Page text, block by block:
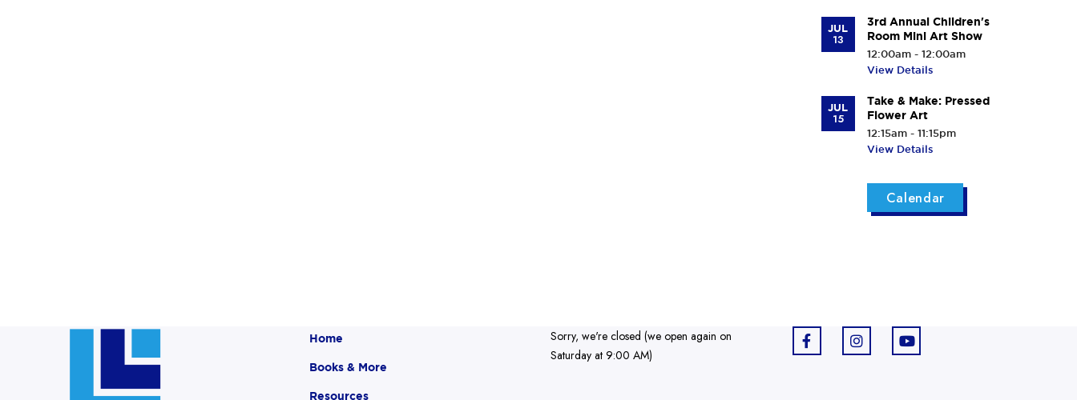
JUL
13
3rd Annual Children's
Room Mini Art Show
12:00am - 12:00am
View Details
JUL
15
Take & Make: Pressed
Flower Art
12:15am - 11:15pm
View Details
Calendar
Home
Books & More
Resources
Sorry, we're closed (we open again on
Saturday at 9:00 AM)